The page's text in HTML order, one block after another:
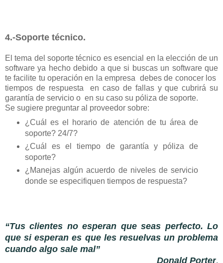
4.-Soporte técnico.
El tema del soporte técnico es esencial en la elección de un
software ya hecho debido a que si buscas un software que
te facilite tu operación en la empresa debes de conocer los
tiempos de respuesta en caso de fallas y que cubrirá su
garantía de servicio o en su caso su póliza de soporte.
Se sugiere preguntar al proveedor sobre:
¿Cuál es el horario de atención de tu área de
soporte? 24/7?
¿Cuál es el tiempo de garantía y póliza de
soporte?
¿Manejas algún acuerdo de niveles de servicio
donde se especifiquen tiempos de respuesta?
“Tus clientes no esperan que seas perfecto. Lo
que si esperan es que les resuelvas un problema
cuando algo sale mal”
Donald Porter.